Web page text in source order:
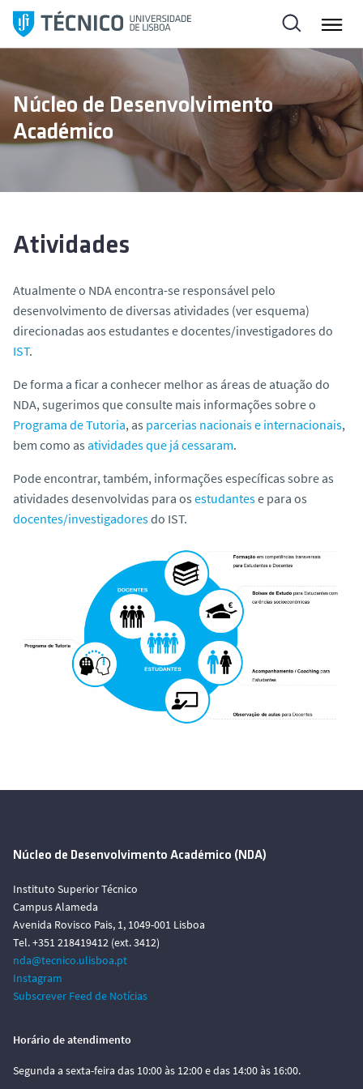
l
a
a
a
Núcleo de Desenvolvimento
Académico
Atividades
Atualmente o NDA encontra-se responsável pelo
desenvolvimento de diversas atividades (ver esquema)
direcionadas aos estudantes e docentes/investigadores do
IST.
De forma a ficar a conhecer melhor as áreas de atuação do
NDA, sugerimos que consulte mais informações sobre o
Programa de Tutoria, as parcerias nacionais e internacionais,
bem como as atividades que já cessaram.
Pode encontrar, também, informações específicas sobre as
atividades desenvolvidas para os estudantese para os
docentes/investigadoresdo IST.
Núcleo de Desenvolvimento Académico (NDA)
Instituto Superior Técnico
Campus Alameda
Avenida Rovisco Pais, 1, 1049-001 Lisboa
Tel. +351 218419412 (ext. 3412)
nda@tecnico.ulisboa.pt
Instagram
Subscrever Feed de Notícias
Horário de atendimento
Segunda a sexta-feira das 10:00 às 12:00 e das 14:00 às 16:00.